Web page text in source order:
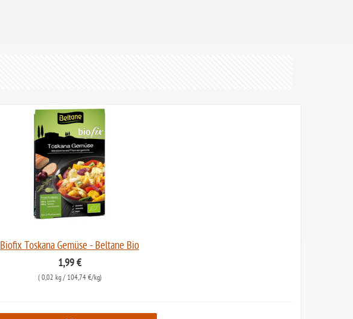
Biofix Toskana Gemüse - Beltane Bio
1,99 €
( 0,02 kg/ 104,74 €/kg)